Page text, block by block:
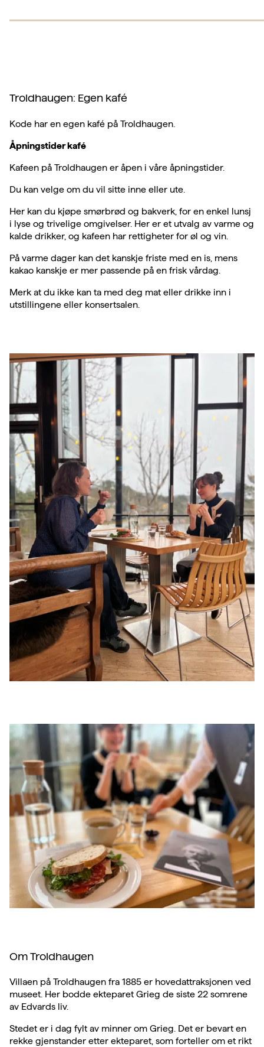
Troldhaugen: Egen kafé
Kode har en egen kafé på Troldhaugen.
Åpningstider kafé
Kafeen på Troldhaugen er åpen i våre åpningstider.
Du kan velge om du vil sitte inne eller ute.
Her kan du kjøpe smørbrød og bakverk, for en enkel lunsj
i lyse og trivelige omgivelser. Her er et utvalg av varme og
kalde drikker, og kafeen har rettigheter for øl og vin.
På varme dager kan det kanskje friste med en is, mens
kakao kanskje er mer passende på en frisk vårdag.
Merk at du ikke kan ta med deg mat eller drikke inn i
utstillingene eller konsertsalen.
Om Troldhaugen
Villaen på Troldhaugen fra 1885 er hovedattraksjonen ved
museet. Her bodde ekteparet Grieg de siste 22 somrene
av Edvards liv.
Stedet er i dag fylt av minner om Grieg. Det er bevart en
rekke gjenstander etter ekteparet, som forteller om et rikt